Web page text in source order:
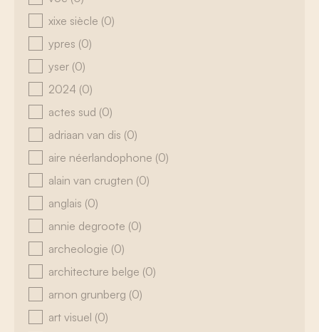
xixe siècle (0)
ypres (0)
yser (0)
2024 (0)
actes sud (0)
adriaan van dis (0)
aire néerlandophone (0)
alain van crugten (0)
anglais (0)
annie degroote (0)
archeologie (0)
architecture belge (0)
arnon grunberg (0)
art visuel (0)